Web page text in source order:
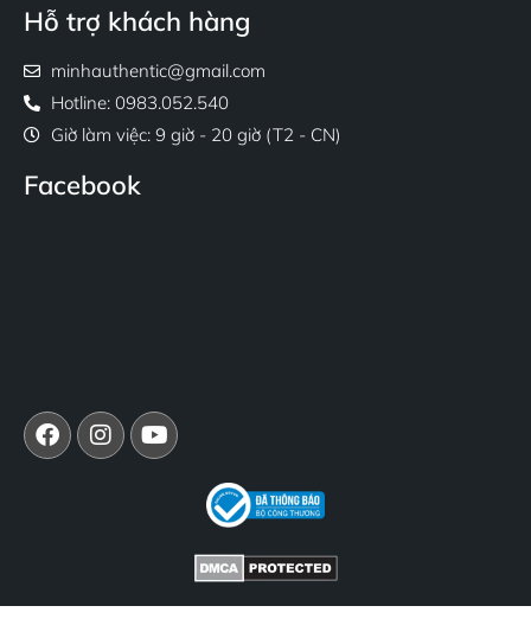
Hỗ trợ khách hàng
minhauthentic@gmail.com
Hotline: 0983.052.540
Giờ làm việc: 9 giờ - 20 giờ (T2 - CN)
Facebook